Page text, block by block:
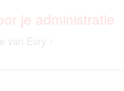
je administratie
van Evry